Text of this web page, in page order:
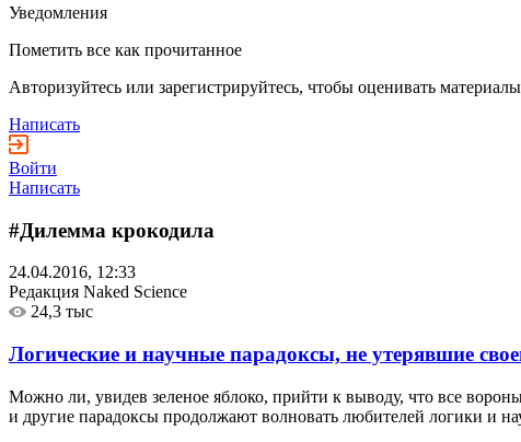
Уведомления
Пометить все как прочитанное
Авторизуйтесь или зарегистрируйтесь, чтобы оценивать
Написать
Войти
Написать
#Дилемма крокодила
24.04.2016, 12:33
Редакция Naked Science
24,3 тыс
Логические и научные парадоксы, не утерявшие
Можно ли, увидев зеленое яблоко, прийти к выводу, что все
и другие парадоксы продолжают волновать любителей логики и